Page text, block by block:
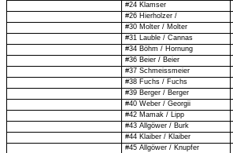
#24 Klamser
#26 Hierholzer /
#30 Molter / Molter
#31 Lauble / Cannas
#34 Böhm / Hornung
#36 Beier / Beier
#37 Schmeissmeier
#38 Fuchs / Fuchs
#39 Berger / Berger
#40 Weber / Georgii
#42 Mamak / Lipp
#43 Allgöwer / Burk
#44 Klaiber / Klaiber
#45 Allgöwer / Knupfer